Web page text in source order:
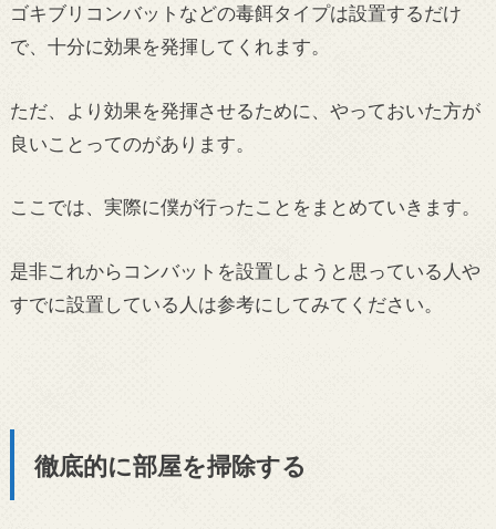
ゴキブリコンバットなどの毒餌タイプは設置するだけ
で、十分に効果を発揮してくれます。
ただ、より効果を発揮させるために、やっておいた方が
良いことってのがあります。
ここでは、実際に僕が行ったことをまとめていきます。
是非これからコンバットを設置しようと思っている人や
すでに設置している人は参考にしてみてください。
徹底的に部屋を掃除する